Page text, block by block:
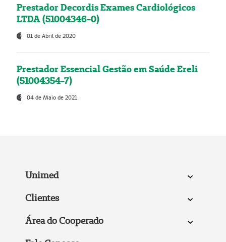
Prestador Decordis Exames Cardiológicos
LTDA (51004346-0)
01 de Abril de 2020
Prestador Essencial Gestão em Saúde Ereli
(51004354-7)
04 de Maio de 2021
Unimed
Clientes
Área do Cooperado